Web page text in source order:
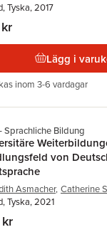
Tyska, 2017
Lägg i
inom 3-6 vardagar
Sprachliche Bildung
von
Asmacher, Catherine
Tyska, 2021